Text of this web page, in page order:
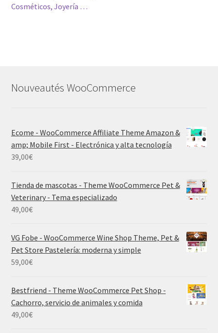
Cosméticos, Joyería …
Nouveautés WooCommerce
Ecome - WooCommerce Affiliate Theme Amazon &
amp; Mobile First - Electrónica y alta tecnología
39,00€
Tienda de mascotas - Theme WooCommerce Pet &
Veterinary - Tema especializado
49,00€
VG Fobe - WooCommerce Wine Shop Theme, Pet &
Pet Store Pastelería: moderna y simple
59,00€
Bestfriend - Theme WooCommerce Pet Shop -
Cachorro, servicio de animales y comida
49,00€